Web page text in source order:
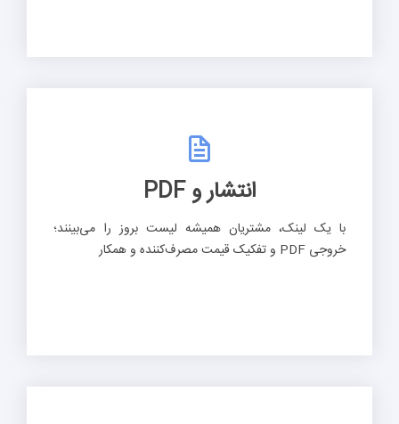
انتشار و PDF
با یک لینک، مشتریان همیشه لیست بروز را می‌بینند؛
خروجی PDF و تفکیک قیمت مصرف‌کننده و همکار